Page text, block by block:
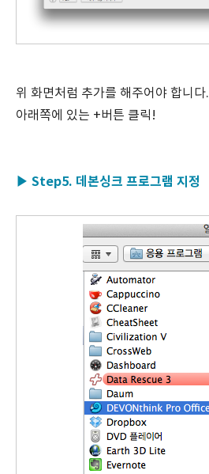
위 화면처럼 추가를 해주어야 합니다.
아래쪽에 있는 +버튼 클릭!
▶ Step5. 데본싱크 프로그램 지정